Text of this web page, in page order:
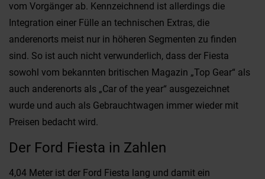
vom Vorgänger ab. Kennzeichnend ist allerdings die
Integration einer Fülle an technischen Extras, die
anderenorts meist nur in höheren Segmenten zu finden
sind. So ist auch nicht verwunderlich, dass der Fiesta
sowohl vom bekannten britischen Magazin „Top Gear“ als
auch anderenorts als „Car of the year“ ausgezeichnet
wurde und auch als Gebrauchtwagen immer wieder mit
Preisen bedacht wird.
Der Ford Fiesta in Zahlen
4,04 Meter ist der Ford Fiesta lang und damit ein